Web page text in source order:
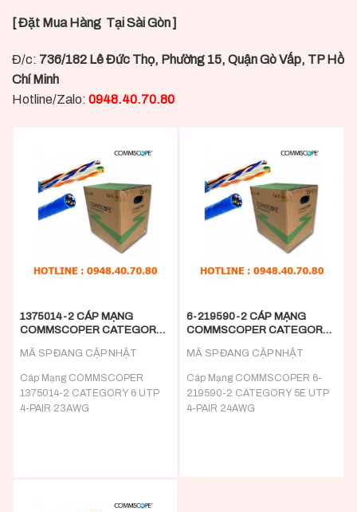
[ Đặt Mua Hàng Tại Sài Gòn ]
Đ/c: 736/182 Lê Đức Thọ, Phường 15, Quận Gò Vấp, TP Hồ
Chí Minh
Hotline/Zalo: 0948.40.70.80
1375014-2 CÁP MẠNG
COMMSCOPER CATEGORY
MÃ SP ĐANG CẬP NHẬT
Cáp Mạng COMMSCOPER
1375014-2 CATEGORY 6 UTP
4-PAIR 23AWG
6-219590-2 CÁP MẠNG
COMMSCOPER CATEGORY
MÃ SP ĐANG CẬP NHẬT
Cáp Mạng COMMSCOPER 6-
219590-2 CATEGORY 5E UTP
4-PAIR 24AWG